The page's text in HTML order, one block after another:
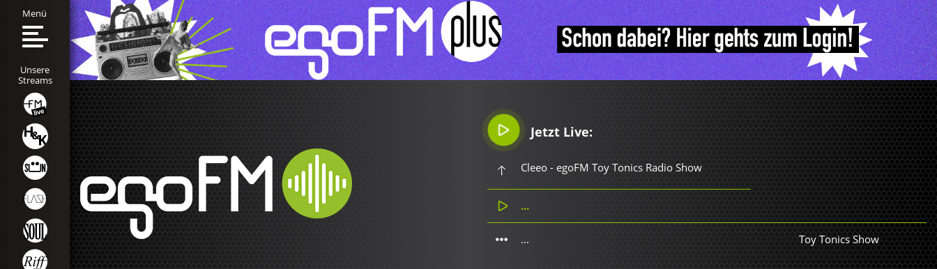
Jetzt Live:
Cleeo - egoFM Toy Tonics Radio Show
...
... Toy Tonics Show
Menü
Unsere
Streams